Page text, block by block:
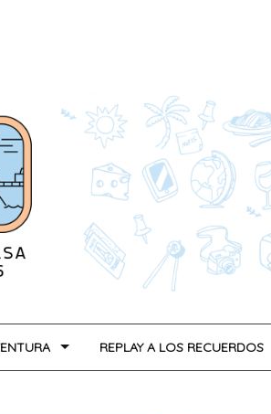
REPLAY A LOS RECUERDOS